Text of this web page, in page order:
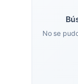
No se